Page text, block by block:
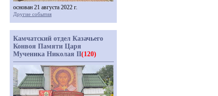
основан 21 августа 2022 г.
Другие события
Камчатский отдел Казачьего
Конвоя Памяти Царя
Мученика Николая II(120)